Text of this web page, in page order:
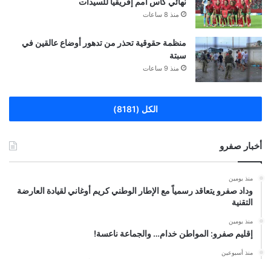
منذ 8 ساعات
منظمة حقوقية تحذر من تدهور أوضاع عالقين في
سبتة
منذ 9 ساعات
الكل (8181)
أخبار صفرو
منذ يومين
وداد صفرو يتعاقد رسمياً مع الإطار الوطني كريم أوغاني لقيادة العارضة
التقنية
منذ يومين
إقليم صفرو: المواطن خدام… والجماعة ناعسة!
منذ أسبوعين